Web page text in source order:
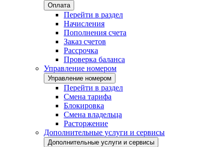
Оплата
Перейти в раздел
Начисления
Пополнения счета
Заказ счетов
Рассрочка
Проверка баланса
Управление номером
Управление номером
Перейти в раздел
Смена тарифа
Блокировка
Смена владельца
Расторжение
Дополнительные услуги и сервисы
Дополнительные услуги и сервисы